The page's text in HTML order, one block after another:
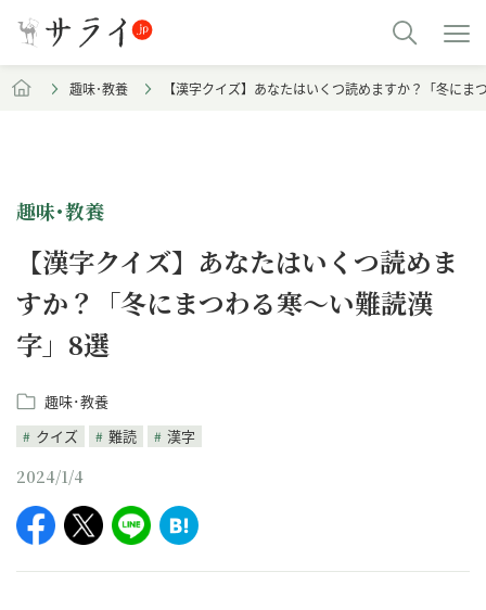
趣味･教養 【漢字クイズ】あなたはいくつ読めますか？「冬にま
趣味･教養
【漢字クイズ】あなたはいくつ読めま
すか？「冬にまつわる寒～い難読漢
字」8選
趣味･教養
クイズ
難読 漢字
2024/1/4